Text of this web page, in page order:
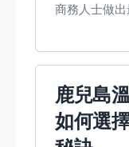
商務人士做出
鹿兒島
如何選